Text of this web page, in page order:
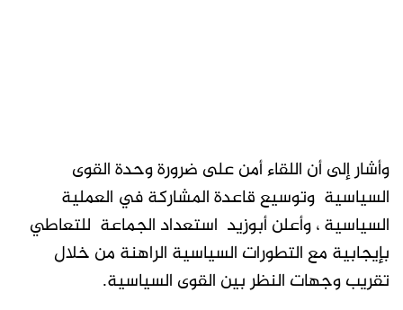
وأشار إلى أن اللقاء أمن على ضرورة وحدة القوى
السياسية وتوسيع قاعدة المشاركة في العملية
السياسية ، وأعلن أبوزيد استعداد الجماعة للتعاطي
بإيجابية مع التطورات السياسية الراهنة من خلال
تقريب وجهات النظر بين القوى السياسية.